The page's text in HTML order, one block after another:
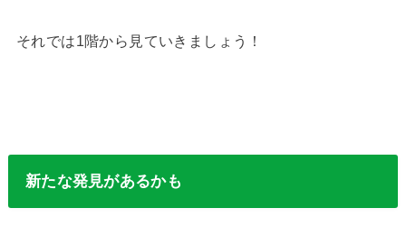
それでは1階から見ていきましょう！
新たな発見があるかも